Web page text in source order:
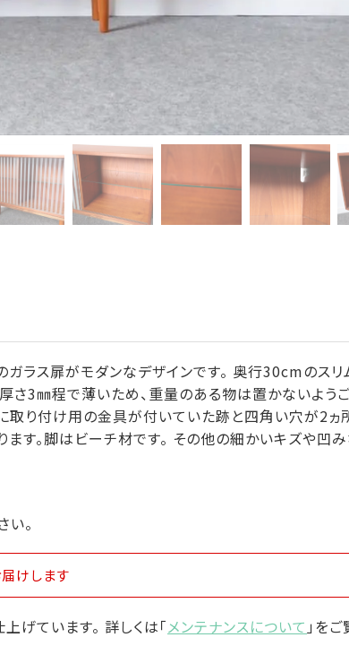
ガラス扉がモダンなデザインです。 奥行30cmのス
さ3㎜程で薄いため、重量のある物は置かないよう
取り付け用の金具が付いていた跡と四角い穴が2ヵ
す。脚はビーチ材です。 その他の細かいキズや凹み
。
けします
げています。 詳しくは「メンテナンスについて 」を